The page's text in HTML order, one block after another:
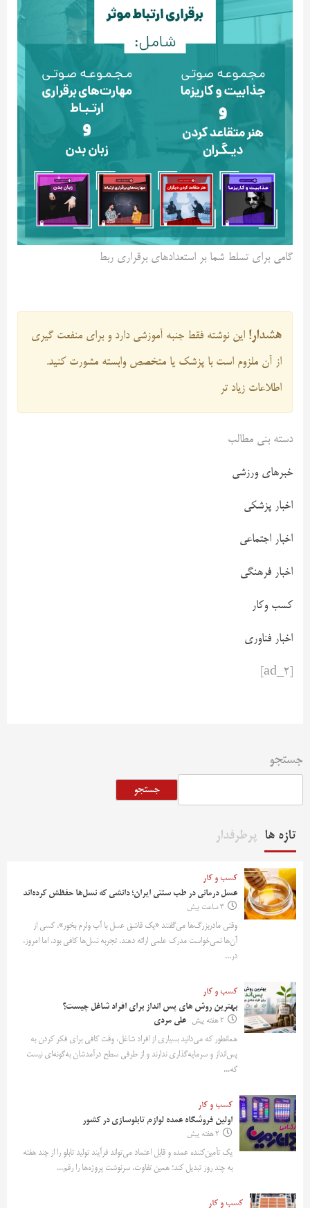
گامی برای تسلط شما بر استعداد‌های برقراری ربط
هشدار! این نوشته فقط جنبه آموزشی دارد و برای منفعت گیری
از آن ملزوم است با پزشک یا متخصص وابسته مشورت کنید.
اطلاعات زیاد تر
دسته بنی مطالب
خبرهای ورزشی
اخبار پزشکی
اخبار اجتماعی
اخبار فرهنگی
کسب وکار
اخبار فناوری
جستجو
جستجو
تازه ها پرطرفدار
کسب و کار
عسل درمانی در طب سنتی ایران؛ دانشی که نسل‌ها حفظش کرده‌اند
3 ساعت پیش
وقتی مادربزرگ‌ها می‌گفتند «یک قاشق عسل با آب ولرم بخور»، کسی از
آن‌ها نمی‌خواست مدرک علمی ارائه دهند. تجربه نسل‌ها کافی بود. اما امروز،
در...
کسب و کار
بهترین روش‌ های پس‌ انداز برای افراد شاغل چیست؟
2 هفته پیش
علی مردی
همانطور که می‌دانید بسیاری از افراد شاغل، وقت کافی برای فکر کردن به
پس‌انداز و سرمایه‌گذاری ندارند و از طرفی سطح درآمدشان به‌گونه‌ای نیست
که...
کسب و کار
اولین فروشگاه عمده لوازم تابلوسازی در کشور
2 هفته پیش
یک تأمین‌کننده عمده و قابل اعتماد می‌تواند فرآیند تولید تابلو را از چند هفته
به چند روز تبدیل کند؛ همین تفاوت، سرنوشت پروژه‌ها را رقم...
کسب و کار